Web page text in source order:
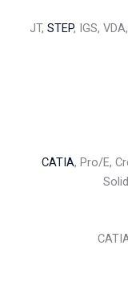
JT, STEP, IGS,
CATIA, Pro/E,